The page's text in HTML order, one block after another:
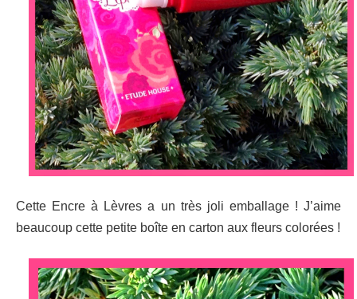
Cette Encre à Lèvres a un très joli emballage ! J’aime
beaucoup cette petite boîte en carton aux fleurs colorées !